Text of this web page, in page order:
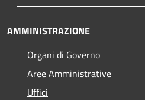
AMMINISTRAZIONE
Organi di Governo
Aree Amministrative
Uffici